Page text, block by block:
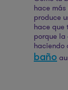
hace
produce
hace que
porque
haciendo
baño